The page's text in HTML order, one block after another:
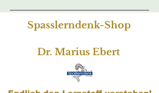
Spasslerndenk-Shop
Dr. Marius Ebert